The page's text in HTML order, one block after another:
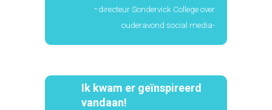
-directeur Sondervick College over
ouderavond social media-
Ik kwam er geïnspireerd
vandaan!